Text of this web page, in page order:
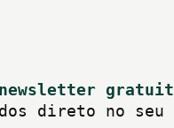
direto no seu